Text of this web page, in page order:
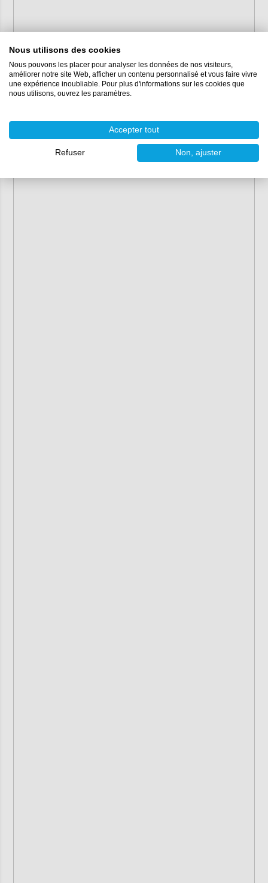
Nous utilisons des cookies
Nous pouvons les placer pour analyser les données de nos visiteurs,
améliorer notre site Web, afficher un contenu personnalisé et vous faire vivre
une expérience inoubliable. Pour plus d'informations sur les cookies que
nous utilisons, ouvrez les paramètres.
Accepter tout
Refuser Non, ajuster